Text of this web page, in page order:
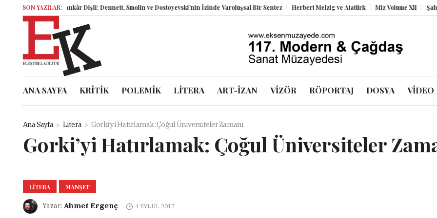
SON YAZILAR:
İsyankâr Dişli: Dennett, Smolin ve Dostoyevski’nin İzinde Varoluşsal Bir Sentez Herbert Melzig ve Atatürk Miz Volume XII Şahbender
ANA SAYFA KRİTİK POLEMİK LİTERA ART-İZAN VİZÖR RÖPORTAJ DOSYA VİDEO
Ana Sayfa Litera Gorki’yi Hatırlamak: Çoğul Üniversiteler Zamanı
Gorki’yi Hatırlamak: Çoğul Üniversiteler
LITERA MANŞET
Yazar: Ahmet Ergenç 4 EYLÜL 2017